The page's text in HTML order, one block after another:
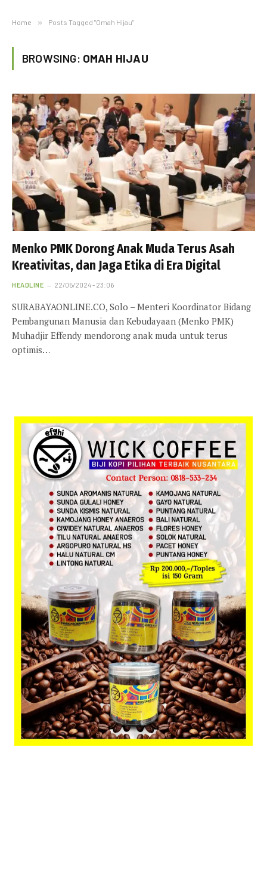
Home » Posts Tagged "Omah Hijau"
BROWSING: OMAH HIJAU
Menko PMK Dorong Anak Muda Terus Asah
Kreativitas, dan Jaga Etika di Era Digital
HEADLINE 22/05/2024 - 23:06
SURABAYAONLINE.CO, Solo – Menteri Koordinator Bidang
Pembangunan Manusia dan Kebudayaan (Menko PMK)
Muhadjir Effendy mendorong anak muda untuk terus
optimis…